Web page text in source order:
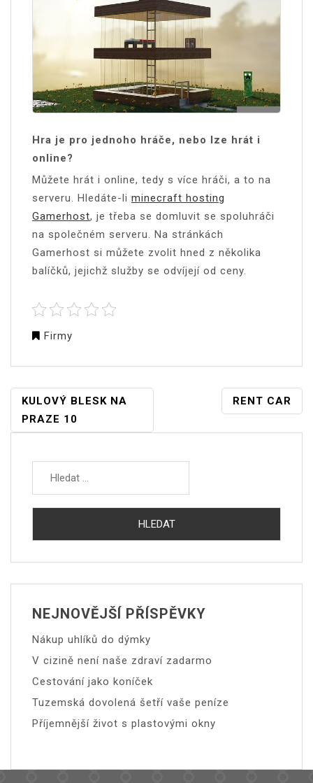
Hra je pro jednoho hráče, nebo lze hrát i
online?
Můžete hrát i online, tedy s více hráči, a to na
serveru. Hledáte-li minecraft hosting
Gamerhost, je třeba se domluvit se spoluhráči
na společném serveru. Na stránkách
Gamerhost si můžete zvolit hned z několika
balíčků, jejichž služby se odvíjejí od ceny.
Firmy
NAVIGACE
PRO
PŘÍSPĚVEK
KULOVÝ BLESK NA
PRAZE 10
RENT CAR
Vyhledávání
NEJNOVĚJŠÍ PŘÍSPĚVKY
Nákup uhlíků do dýmky
V cizině není naše zdraví zadarmo
Cestování jako koníček
Tuzemská dovolená šetří vaše peníze
Příjemnější život s plastovými okny